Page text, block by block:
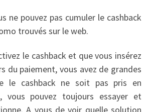
ne pouvez pas cumuler le cashback
trouvés sur le web.
le cashback et que vous insérez
du paiement, vous avez de grandes
le cashback ne soit pas pris en
vous pouvez toujours essayer et